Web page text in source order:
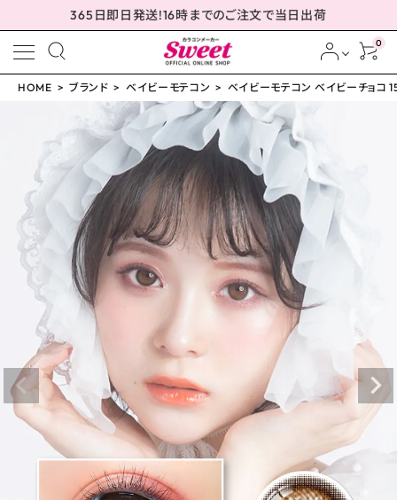
365日即日発送!16時までのご注文で当日出荷
0
meeting_room ログイン person 会員登録
ベイビーモテコン ベイ
ビーチョコ 15.0mm
¥1,650
配送方法について
発送について
HOME ブランド ベイビーモテコン ベイビーモテコン ベイビーチョコ